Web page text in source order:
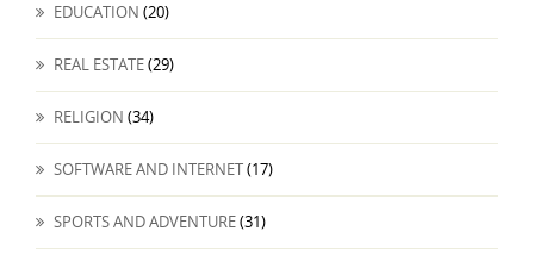
EDUCATION (20)
REAL ESTATE(29)
RELIGION (34)
SOFTWARE AND INTERNET(17)
SPORTS AND ADVENTURE(31)